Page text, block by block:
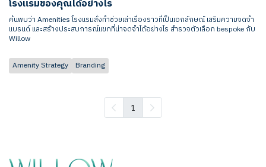
โรงแรมของคุณได้อย่างไร
ค้นพบว่า Amenities โรงแรมสั่งทำช่วยเล่าเรื่องราวที่เป็นเอกลักษณ์ เสริมความจดจำ
แบรนด์ และสร้างประสบการณ์แขกที่น่าจดจำได้อย่างไร สำรวจตัวเลือก bespoke กับ
Willow
Amenity Strategy Branding
1